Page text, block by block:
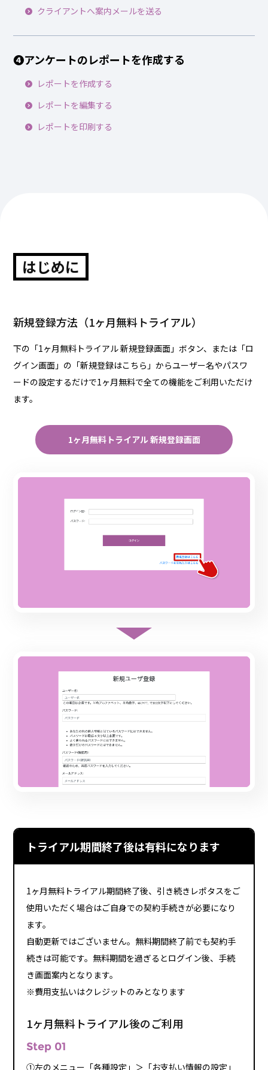
クライアントへ案内メールを送る
❹アンケートのレポートを作成する
レポートを作成する
レポートを編集する
レポートを印刷する
はじめに
新規登録方法（1ヶ月無料トライアル）
下の「1ヶ月無料トライアル 新規登録画面」ボタン、または「ロ
グイン画面」の「新規登録はこちら」からユーザー名やパスワ
ードの設定するだけで1ヶ月無料で全ての機能をご利用いただけ
ます。
1ヶ月無料トライアル 新規登録画面
トライアル期間終了後は有料になります
1ヶ月無料トライアル期間終了後、引き続きレポタスをご
使用いただく場合はご自身での契約手続きが必要になり
ます。
自動更新ではございません。無料期間終了前でも契約手
続きは可能です。無料期間を過ぎるとログイン後、手続
き画面案内となります。
※費用支払いはクレジットのみとなります
1ヶ月無料トライアル後のご利用
Step 01
①左のメニュー「各種設定」＞「お支払い情報の設定」